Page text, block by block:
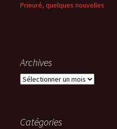
Prieuré, quelques nouvelles
Archives
Archives
Catégories